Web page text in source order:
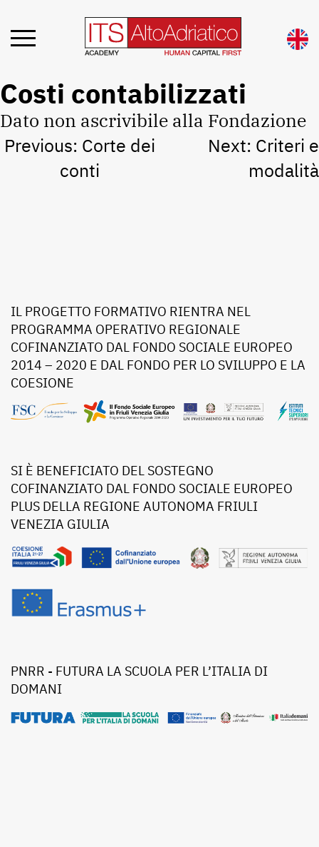
Costi contabilizzati
Dato non ascrivibile alla Fondazione
Navigazione
articoli
Previous: Corte dei
conti
Next: Criteri e
modalità
IL PROGETTO FORMATIVO RIENTRA NEL
PROGRAMMA OPERATIVO REGIONALE
COFINANZIATO DAL FONDO SOCIALE EUROPEO
2014 – 2020 E DAL FONDO PER LO SVILUPPO E LA
COESIONE
SI È BENEFICIATO DEL SOSTEGNO
COFINANZIATO DAL FONDO SOCIALE EUROPEO
PLUS DELLA REGIONE AUTONOMA FRIULI
VENEZIA GIULIA
PNRR - FUTURA LA SCUOLA PER L’ITALIA DI
DOMANI